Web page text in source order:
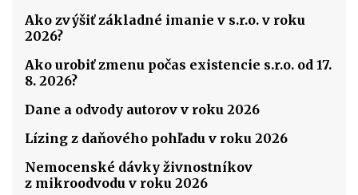
Ako zvýšiť základné imanie v s.r.o. v roku
2026?
Ako urobiť zmenu počas existencie s.r.o. od 17.
8. 2026?
Dane a odvody autorov v roku 2026
Lízing z daňového pohľadu v roku 2026
Nemocenské dávky živnostníkov
z mikroodvodu v roku 2026